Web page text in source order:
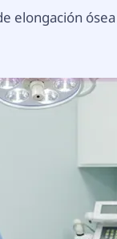
elongación ósea